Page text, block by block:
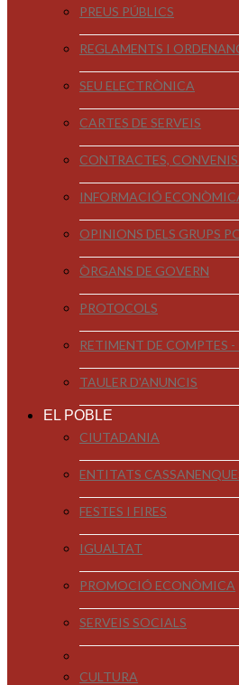
PREUS PÚBLICS
REGLAMENTS I
SEU ELECTRÒNICA
CARTES DE SERVEIS
CONTRACTES,
INFORMACIÓ
OPINIONS DELS GRUPS
ÒRGANS DE GOVERN
PROTOCOLS
RETIMENT DE COMPTES -
TAULER D'ANUNCIS
EL POBLE
CIUTADANIA
ENTITATS
FESTES I FIRES
IGUALTAT
PROMOCIÓ ECONÒMICA
SERVEIS SOCIALS
CULTURA